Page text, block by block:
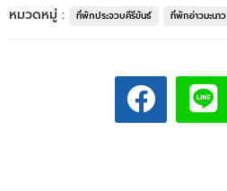
หมวดหมู่ :
ที่พักประจวบคีรีขันธ์ ที่พักอ่าวมะนาว